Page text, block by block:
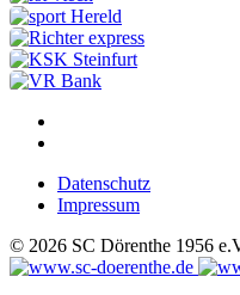
Datenschutz
Impressum
© 2026 SC Dörenthe 1956